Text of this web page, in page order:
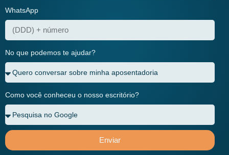
WhatsApp
No que podemos te ajudar?
Como você conheceu o nosso escritório?
Enviar